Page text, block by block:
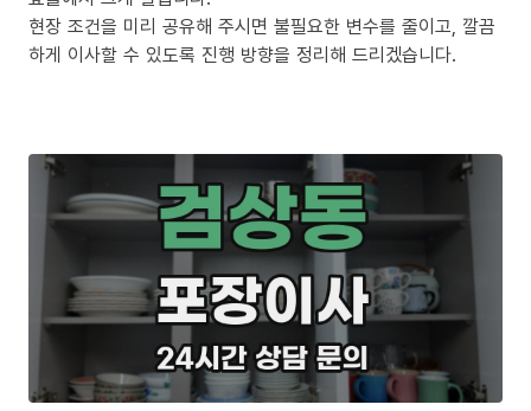
현장 조건을 미리 공유해 주시면 불필요한 변수를 줄이고, 깔끔
하게 이사할 수 있도록 진행 방향을 정리해 드리겠습니다.